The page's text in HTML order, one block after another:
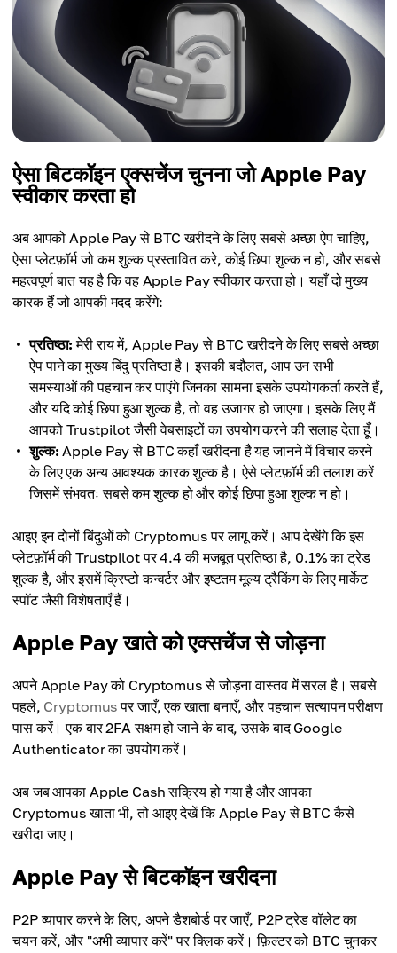
ऐसा बिटकॉइन एक्सचेंज चुनना जो Apple Pay
स्वीकार करता हो
अब आपको Apple Pay से BTC खरीदने के लिए सबसे अच्छा ऐप चाहिए,
ऐसा प्लेटफ़ॉर्म जो कम शुल्क प्रस्तावित करे, कोई छिपा शुल्क न हो, और सबसे
महत्वपूर्ण बात यह है कि वह Apple Pay स्वीकार करता हो। यहाँ दो मुख्य
कारक हैं जो आपकी मदद करेंगे:
प्रतिष्ठा: मेरी राय में, Apple Pay से BTC खरीदने के लिए सबसे अच्छा
ऐप पाने का मुख्य बिंदु प्रतिष्ठा है। इसकी बदौलत, आप उन सभी
समस्याओं की पहचान कर पाएंगे जिनका सामना इसके उपयोगकर्ता करते हैं,
और यदि कोई छिपा हुआ शुल्क है, तो वह उजागर हो जाएगा। इसके लिए मैं
आपको Trustpilot जैसी वेबसाइटों का उपयोग करने की सलाह देता हूँ।
शुल्क: Apple Pay से BTC कहाँ खरीदना है यह जानने में विचार करने
के लिए एक अन्य आवश्यक कारक शुल्क है। ऐसे प्लेटफ़ॉर्म की तलाश करें
जिसमें संभवतः सबसे कम शुल्क हो और कोई छिपा हुआ शुल्क न हो।
आइए इन दोनों बिंदुओं को Cryptomus पर लागू करें। आप देखेंगे कि इस
प्लेटफ़ॉर्म की Trustpilot पर 4.4 की मजबूत प्रतिष्ठा है, 0.1% का ट्रेड
शुल्क है, और इसमें क्रिप्टो कन्वर्टर और इष्टतम मूल्य ट्रैकिंग के लिए मार्केट
स्पॉट जैसी विशेषताएँ हैं।
Apple Pay खाते को एक्सचेंज से जोड़ना
अपने Apple Pay को Cryptomus से जोड़ना वास्तव में सरल है। सबसे
पहले, Cryptomusपर जाएँ, एक खाता बनाएँ, और पहचान सत्यापन परीक्षण
पास करें। एक बार 2FA सक्षम हो जाने के बाद, उसके बाद Google
Authenticator का उपयोग करें।
अब जब आपका Apple Cash सक्रिय हो गया है और आपका
Cryptomus खाता भी, तो आइए देखें कि Apple Pay से BTC कैसे
खरीदा जाए।
Apple Pay से बिटकॉइन खरीदना
P2P व्यापार करने के लिए, अपने डैशबोर्ड पर जाएँ, P2P ट्रेड वॉलेट का
चयन करें, और "अभी व्यापार करें" पर क्लिक करें। फ़िल्टर को BTC चुनकर